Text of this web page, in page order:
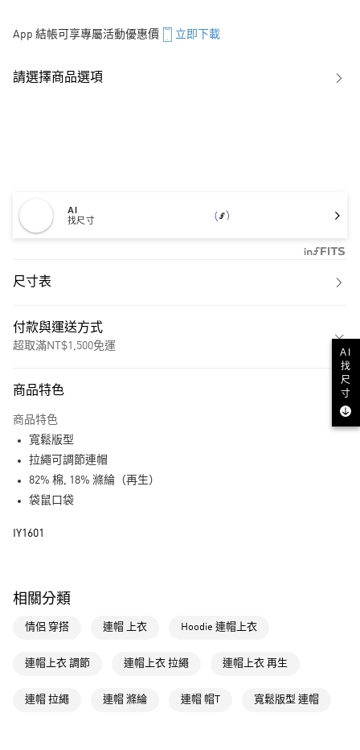
App 結帳可享專屬活動優惠價 立即下載
請選擇商品選項
AI
找尺寸
尺寸表
付款與運送方式
超取滿NT$1,500免運
LINE Pay
運送方式
付款後全家取貨
每筆NT$80，滿NT$1,500(含以上)免運費
萊爾富取貨付款
商品特色
商品特色
寬鬆版型
拉繩可調節連帽
82% 棉, 18% 滌綸（再生）
袋鼠口袋
IY1601
相關分類
情侶 穿搭 連帽 上衣 Hoodie 連帽上衣
連帽上衣 調節 連帽上衣 拉繩 連帽上衣 再生
連帽 拉繩 連帽 滌綸 連帽 帽T 寬鬆版型 連帽
AI
找
尺
寸